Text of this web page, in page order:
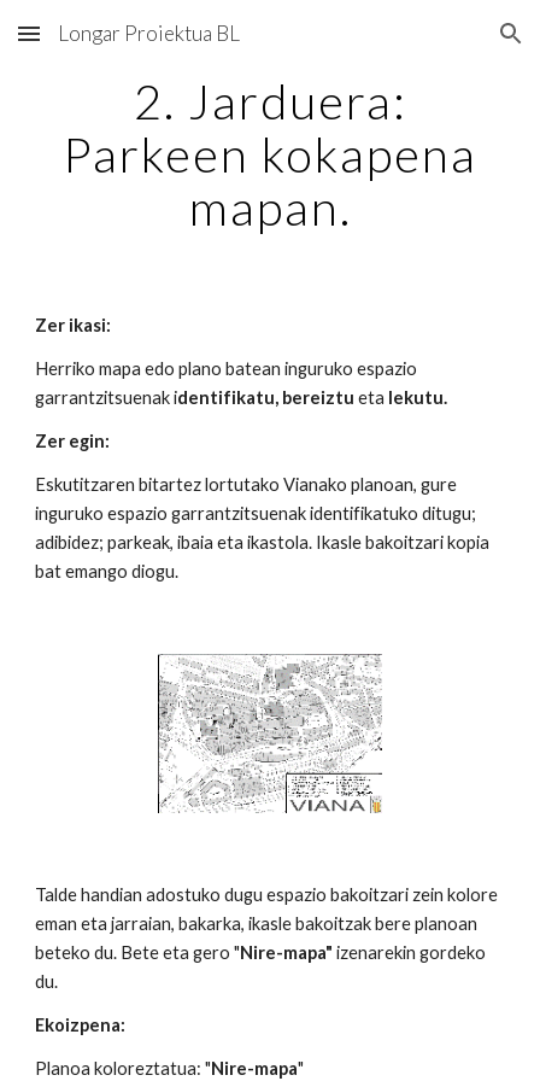
Skip to main content Skip to navigation
Longar Proiektua BL
2. Jarduera:
Parkeen kokapena
mapan.
Zer ikasi:
Herriko mapa edo plano batean inguruko espazio
garrantzitsuenak identifikatu, bereiztu eta lekutu.
Zer egin:
Eskutitzaren bitartez lortutako Vianako planoan, gure
inguruko espazio garrantzitsuenak identifikatuko ditugu;
adibidez; parkeak, ibaia eta ikastola. Ikasle bakoitzari kopia
bat emango diogu.
Talde handian adostuko dugu espazio bakoitzari zein kolore
eman eta jarraian, bakarka, ikasle bakoitzak bere planoan
beteko du. Bete eta gero "Nire-mapa" izenarekin gordeko
du.
Ekoizpena:
Planoa koloreztatua: "Nire-mapa"